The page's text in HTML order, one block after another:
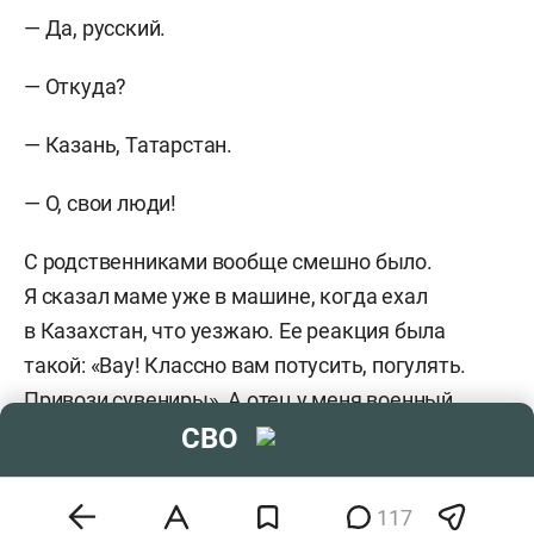
— Да, русский.
— Откуда?
— Казань, Татарстан.
— О, свои люди!
С родственниками вообще смешно было.
Я сказал маме уже в машине, когда ехал
в Казахстан, что уезжаю. Ее реакция была
такой: «Вау! Классно вам потусить, погулять.
Привози сувениры». А отец у меня военный,
он на пенсии. Топит за патриотизм и отдачу
Уезжаешь в такой тяжелый для страны период».
Отца я, конечно, понимаю. Но, похоже, донес
117
СВО